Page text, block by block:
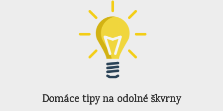
Domáce tipy na odolné škvrny